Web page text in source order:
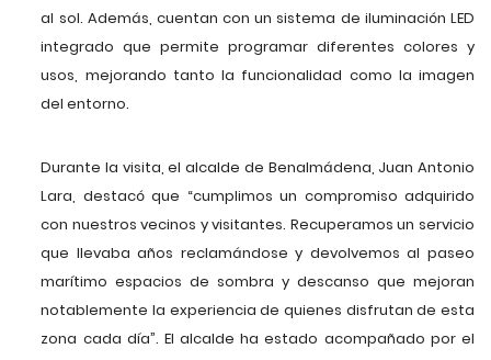
al sol. Además, cuentan con un sistema de iluminación LED
integrado que permite programar diferentes colores y
usos, mejorando tanto la funcionalidad como la imagen
del entorno.
Durante la visita, el alcalde de Benalmádena, Juan Antonio
Lara, destacó que “cumplimos un compromiso adquirido
con nuestros vecinos y visitantes. Recuperamos un servicio
que llevaba años reclamándose y devolvemos al paseo
marítimo espacios de sombra y descanso que mejoran
notablemente la experiencia de quienes disfrutan de esta
zona cada día”. El alcalde ha estado acompañado por el